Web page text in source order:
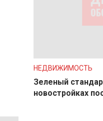
НЕДВИЖИМОСТЬ
Зеленый
новостройках